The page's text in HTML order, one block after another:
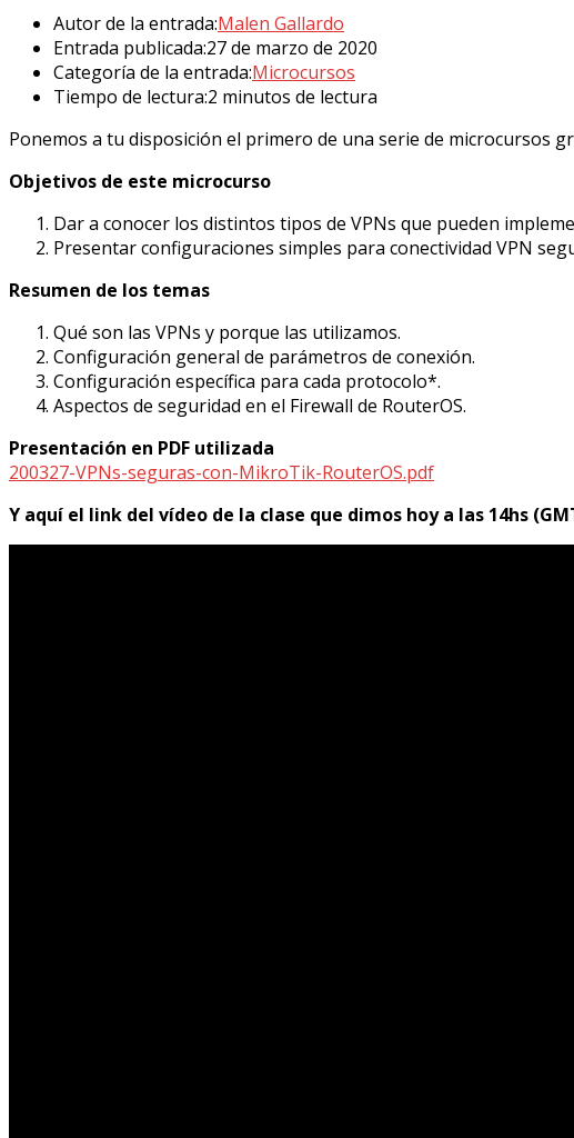
Autor de la entrada:Malen Gallardo
Entrada publicada:27 de marzo de 2020
Categoría de la entrada:Microcursos
Tiempo de lectura:2 minutos de lectura
Ponemos a tu disposición el primero de una serie de microcursos
Objetivos de este microcurso
Dar a conocer los distintos tipos de VPNs que pueden
Presentar configuraciones simples para conectividad VPN
Resumen de los temas
Qué son las VPNs y porque las utilizamos.
Configuración general de parámetros de conexión.
Configuración específica para cada protocolo*.
Aspectos de seguridad en el Firewall de RouterOS.
Presentación en PDF utilizada
200327-VPNs-seguras-con-MikroTik-RouterOS.pdf
Y aquí el link del vídeo de la clase que dimos hoy a las 14hs